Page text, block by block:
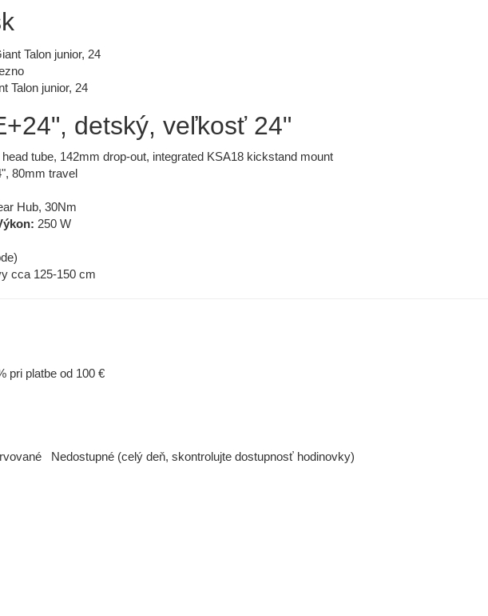
Talon junior, 24
detský, veľkosť 24"
tube, 142mm drop-out, integrated KSA18 kickstand mount
80mm travel
Hub, 30Nm
250 W
cca 125-150 cm
pri platbe od 100 €
Nedostupné (celý deň, skontrolujte dostupnosť hodinovky)